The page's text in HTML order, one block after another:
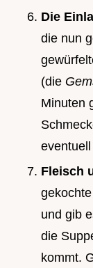
Die
die nun
(die
Minuten
Fleisch
und gib
die
kommt.